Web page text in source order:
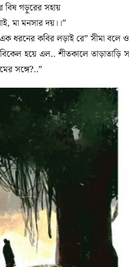
বিষ গড়ুরের সহায়
মা মনসার দয়।।”
ধরনের কবির লড়াই রে” সীমা বলে
হয়ে এল.. শীতকালে তাড়াতাড়ি
সঙ্গে?..”